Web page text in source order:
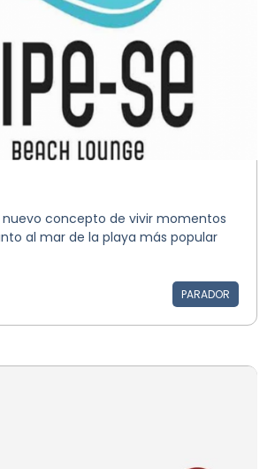
nuevo concepto de vivir momentos
al mar de la playa más popular
PARADOR